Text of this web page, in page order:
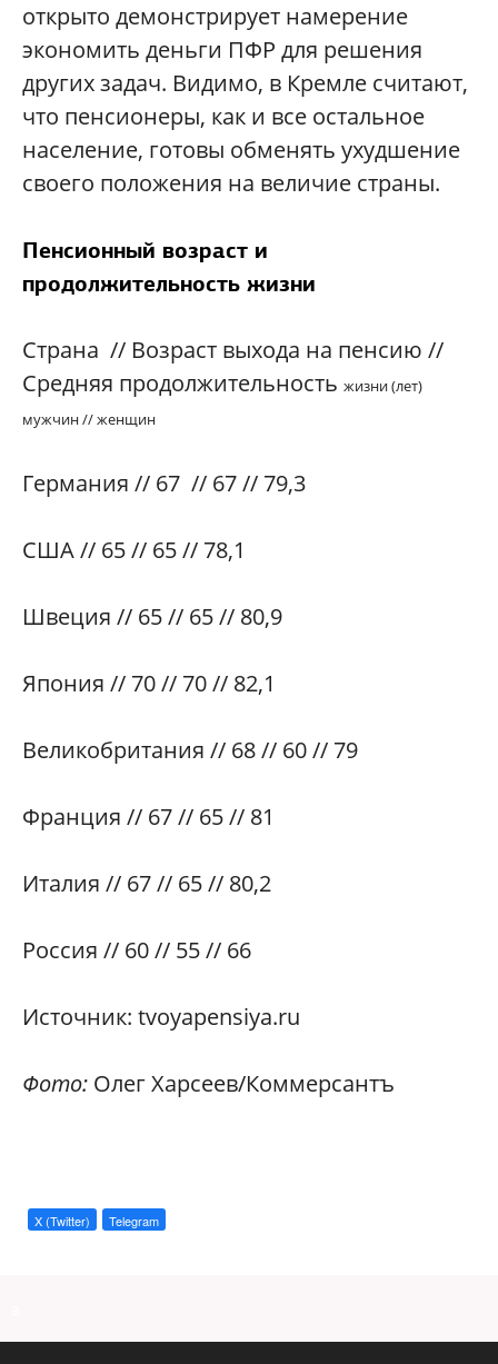
открыто демонстрирует намерение
экономить деньги ПФР для решения
других задач. Видимо, в Кремле считают,
что пенсионеры, как и все остальное
население, готовы обменять ухудшение
своего положения на величие страны.
Пенсионный возраст и
продолжительность жизни
Страна // Возраст выхода на пенсию //
Средняя продолжительность жизни (лет)
мужчин // женщин
Германия // 67 // 67 // 79,3
США // 65 // 65 // 78,1
Швеция // 65// 65// 80,9
Япония // 70// 70// 82,1
Великобритания // 68 // 60// 79
Франция // 67 // 65// 81
Италия // 67 // 65// 80,2
Россия // 60 // 55// 66
Источник: tvoyapensiya.ru
Фото: Олег Харсеев/Коммерсантъ
X (Twitter) Telegram